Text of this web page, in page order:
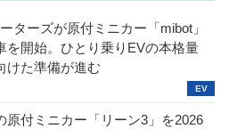
ターズが原付ミニカー「mibot」
を開始。ひとり乗りEVの本格量
けた準備が進む
原付ミニカー「リーン3」を2026